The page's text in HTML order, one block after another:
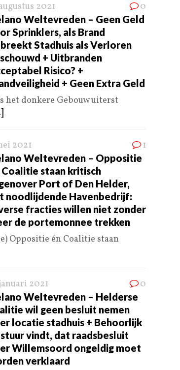
2021 0
Weltevreden – Geen Geld
Sprinklers, als Brand
Stadhuis als Verloren
+ Uitbranden
Risico? +
+ Geen Extra Geld
het donkere Gebouw uiterst
2021 1
Weltevreden – Oppositie
Coalitie staan kritisch
Port of Den Helder,
noodlijdende Havenbedrijf:
fracties willen niet zonder
de portemonnee trekken
Oppositie én Coalitie staan
2021 0
Weltevreden – Helderse
wil geen besluit nemen
locatie stadhuis + Behoorlijk
vindt, dat raadsbesluit
Willemsoord ongeldig moet
verklaard